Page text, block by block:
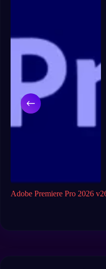
Adobe Premiere Pro 2026